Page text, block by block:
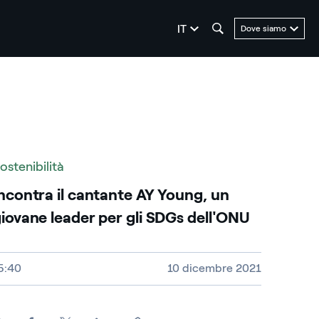
seleziona la lingua
IT Dove siamo
il cantante AY Young, un
leader per gli SDGs dell'ONU
size, duration and file type 10 dicembre 2021